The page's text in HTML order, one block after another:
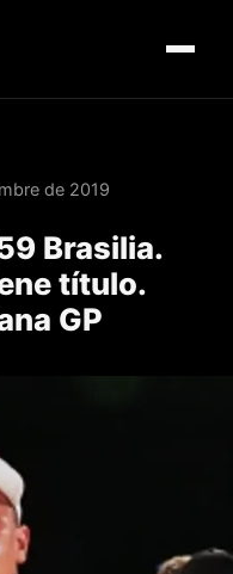
de 2019
Brasilia.
título.
GP